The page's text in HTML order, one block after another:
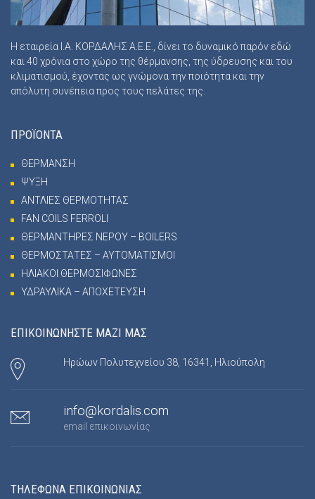
Η εταιρεία Ι.Α. ΚΟΡΔΑΛΗΣ Α.Ε.Ε., δίνει το δυναμικό παρόν εδώ
και 40 χρόνια στο χώρο της θέρμανσης, της ύδρευσης και του
κλιματισμού, έχοντας ως γνώμονα την ποιότητα και την
απόλυτη συνέπεια προς τους πελάτες της.
ΠΡΟΪΟΝΤΑ
ΘΕΡΜΑΝΣΗ
ΨΥΞΗ
ΑΝΤΛΙΕΣ ΘΕΡΜΟΤΗΤΑΣ
FAN COILS FERROLI
ΘΕΡΜΑΝΤΗΡΕΣ ΝΕΡΟΥ – BOILERS
ΘΕΡΜΟΣΤΑΤΕΣ – ΑΥΤΟΜΑΤΙΣΜΟΙ
ΗΛΙΑΚΟΙ ΘΕΡΜΟΣΙΦΩΝΕΣ
ΥΔΡΑΥΛΙΚΑ – ΑΠΟΧΕΤΕΥΣΗ
ΕΠΙΚΟΙΝΩΝΗΣΤΕ ΜΑΖΙ ΜΑΣ
Ηρώων Πολυτεχνείου 38, 16341, Ηλιούπολη
info@kordalis.com
email επικοινωνίας
ΤΗΛΕΦΩΝΑ ΕΠΙΚΟΙΝΩΝΙΑΣ